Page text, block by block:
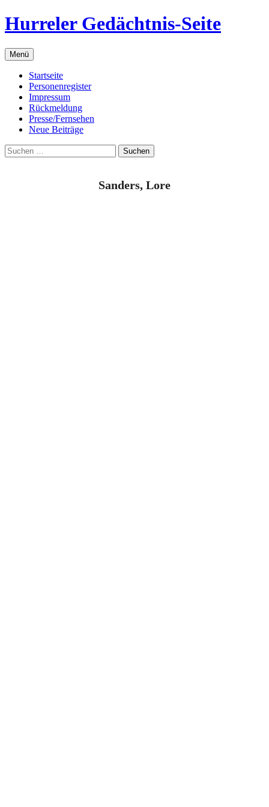
Zum
Inhalt
Hurreler Gedächtnis-Seite
Menü
Startseite
Personenregister
Impressum
Rückmeldung
Presse/Fernsehen
Neue Beiträge
Suchen
nach:
Sanders, Lore